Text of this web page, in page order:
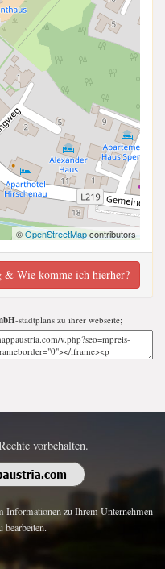
©OpenStreetMapcontributors
& Wie komme ich hierher?
-stadtplans zu ihrer webseite;
vorbehalten.
Informationen zu Ihrem Unternehmen
bearbeiten.